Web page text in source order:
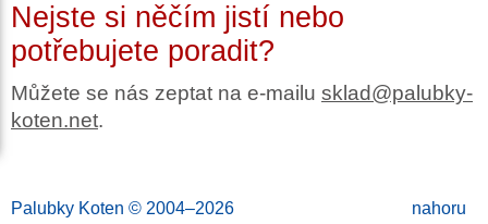
Nejste si něčím jistí nebo
potřebujete poradit?
Můžete se nás zeptat na e-mailu sklad@palubky-
koten.net.
Palubky Koten © 2004–2026 nahoru